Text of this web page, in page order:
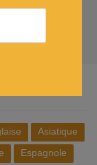
Asiatique
Espagnole